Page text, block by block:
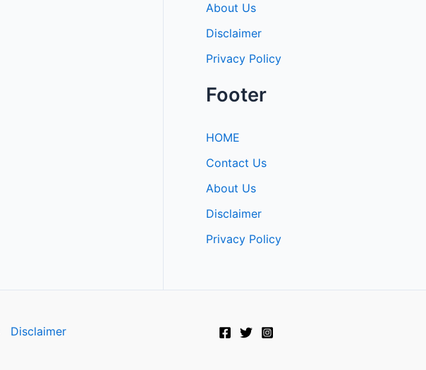
About Us
Disclaimer
Privacy Policy
Footer
HOME
Contact Us
About Us
Disclaimer
Privacy Policy
Disclaimer